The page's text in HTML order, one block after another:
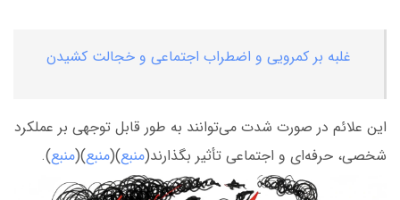
غلبه بر کمرویی و اضطراب اجتماعی و خجالت کشیدن
این علائم در صورت شدت می‌توانند به طور قابل توجهی بر عملکرد
شخصی، حرفه‌ای و اجتماعی تأثیر بگذارند(منبع)(منبع)(منبع).